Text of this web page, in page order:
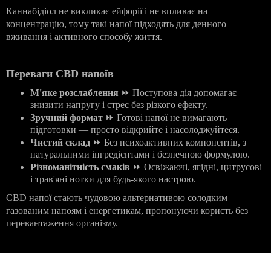
Каннабідіол не викликає ейфорії і не впливає на
концентрацію, тому такі напої підходять для денного
вживання і активного способу життя.
Переваги CBD напоїв
М'яке розслаблення ⏩ Поступова дія допомагає
знизити напругу і стрес без різкого ефекту.
Зручний формат ⏩ Готові напої не вимагають
підготовки — просто відкрийте і насолоджуйтеся.
Чистий склад ⏩ Без психоактивних компонентів, з
натуральними інгредієнтами і безпечною формулою.
Різноманітність смаків ⏩ Освіжаючі, ягідні, цитрусові
і трав'яні нотки для будь-якого настрою.
CBD напої стають чудовою альтернативою солодким
газованим напоям і енергетикам, пропонуючи користь без
перевантаження організму.